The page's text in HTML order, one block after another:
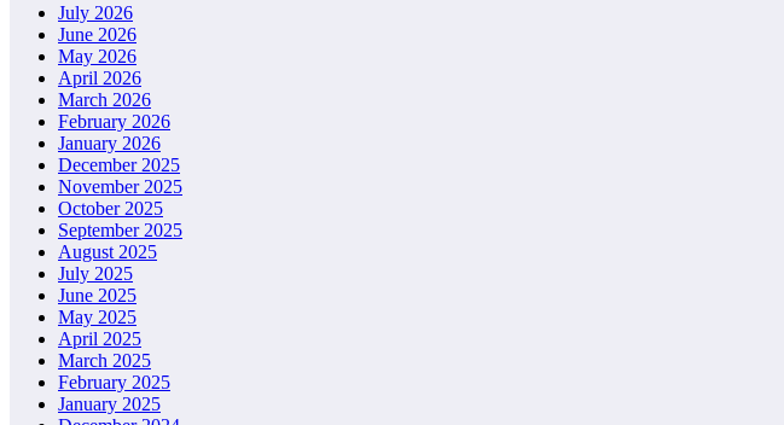
July 2026
June 2026
May 2026
April 2026
March 2026
February 2026
January 2026
December 2025
November 2025
October 2025
September 2025
August 2025
July 2025
June 2025
May 2025
April 2025
March 2025
February 2025
January 2025